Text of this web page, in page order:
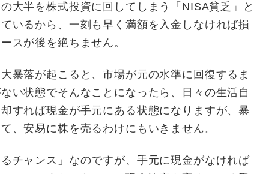
大半を株式投資に回してしまう「NISA貧乏」と
いるから、一刻も早く満額を入金しなければ損
スが後を絶ちません。
暴落が起こると、市場が元の水準に回復するま
い状態でそんなことになったら、日々の生活自
すれば現金が手元にある状態になりますが、暴
、安易に株を売るわけにもいきません。
チャンス」なのですが、手元に現金がなければ